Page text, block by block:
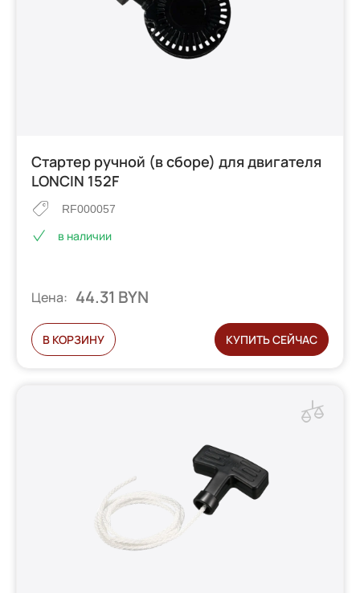
Стартер ручной (в сборе) для двигателя
LONCIN 152F
RF000057
в наличии
Цена: 44.31 BYN
В КОРЗИНУ КУПИТЬ СЕЙЧАС